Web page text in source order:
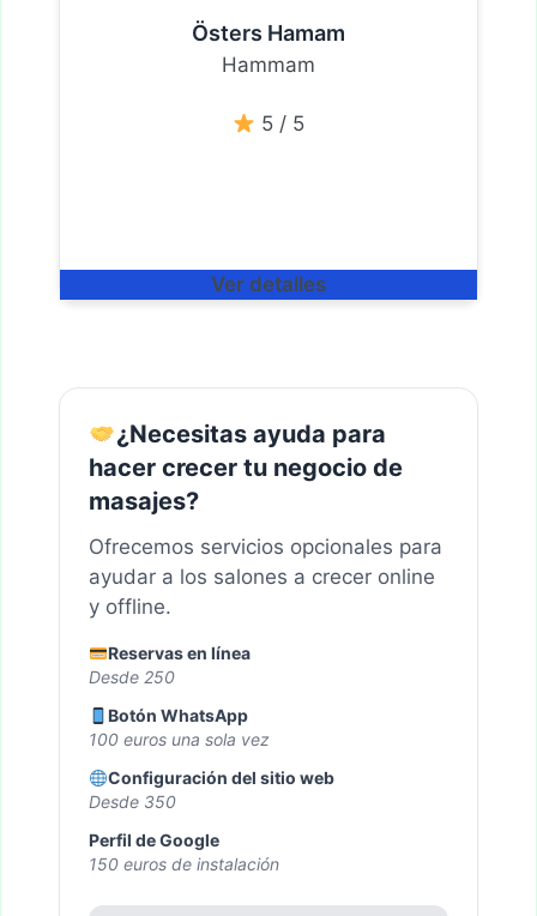
Östers Hamam
Hammam
5 / 5
Ver detalles
¿Necesitas ayuda para
hacer crecer tu negocio de
masajes?
Ofrecemos servicios opcionales para
ayudar a los salones a crecer online
y offline.
Reservas en línea
Desde 250
Botón WhatsApp
100 euros una sola vez
Configuración del sitio web
Desde 350
Perfil de Google
150 euros de instalación